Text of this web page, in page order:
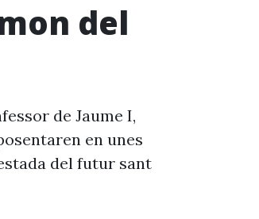
del
de Jaume I,
en unes
del futur sant